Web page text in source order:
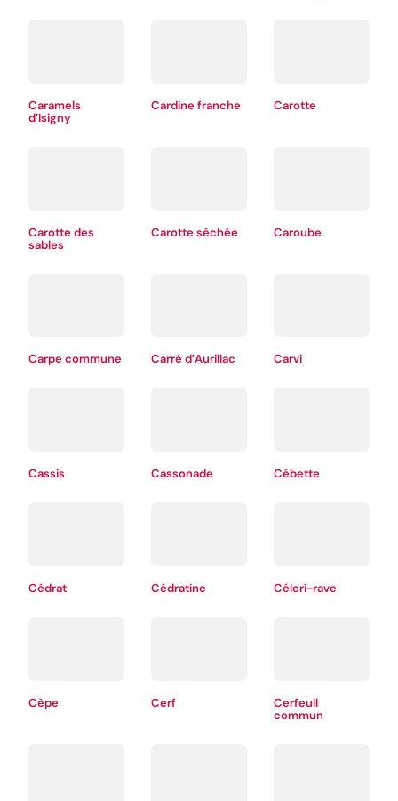
Caramels
d’Isigny
Cardine franche Carotte
Carotte des
sables
Carotte séchée Caroube
Carpe commune Carré d’Aurillac Carvi
Cassis Cassonade Cébette
Cédrat Cédratine Céleri-rave
Cèpe Cerf
Cerfeuil
commun